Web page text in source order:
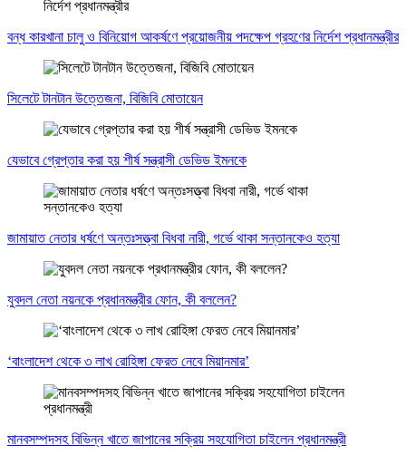
বন্ধ কারখানা চালু ও বিনিয়োগ আকর্ষণে প্রয়োজনীয় পদক্ষেপ গ্রহণের নির্দেশ প্রধানমন্ত্রীর
সিলেটে টানটান উত্তেজনা, বিজিবি মোতায়েন
যেভাবে গ্রেপ্তার করা হয় শীর্ষ সন্ত্রাসী ডেভিড ইমনকে
জামায়াত নেতার ধর্ষণে অন্তঃসত্ত্বা বিধবা নারী, গর্ভে থাকা সন্তানকেও হত্যা
যুবদল নেতা নয়নকে প্রধানমন্ত্রীর ফোন, কী বললেন?
‘বাংলাদেশ থেকে ৩ লাখ রোহিঙ্গা ফেরত নেবে মিয়ানমার’
মানবসম্পদসহ বিভিন্ন খাতে জাপানের সক্রিয় সহযোগিতা চাইলেন প্রধানমন্ত্রী